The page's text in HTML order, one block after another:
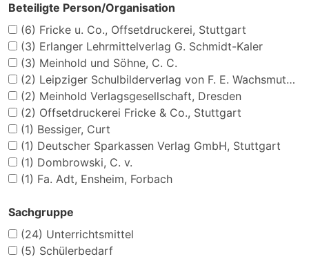
Beteiligte Person/Organisation
(6) Fricke u. Co., Offsetdruckerei, Stuttgart
(3) Erlanger Lehrmittelverlag G. Schmidt-Kaler
(3) Meinhold und Söhne, C. C.
(2) Leipziger Schulbilderverlag von F. E. Wachsmuth, Leipzig
(2) Meinhold Verlagsgesellschaft, Dresden
(2) Offsetdruckerei Fricke & Co., Stuttgart
(1) Bessiger, Curt
(1) Deutscher Sparkassen Verlag GmbH, Stuttgart
(1) Dombrowski, C. v.
(1) Fa. Adt, Ensheim, Forbach
Sachgruppe
(24) Unterrichtsmittel
(5) Schülerbedarf